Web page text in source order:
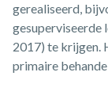
gerealiseerd,
gesuperviseerde
2017) te krijgen.
primaire